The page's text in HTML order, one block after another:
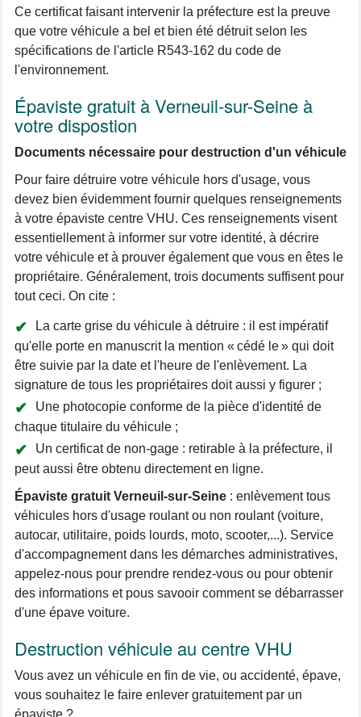
Ce certificat faisant intervenir la préfecture est la preuve
que votre véhicule a bel et bien été détruit selon les
spécifications de l'article R543-162 du code de
l'environnement.
Épaviste gratuit à Verneuil-sur-Seine à
votre dispostion
Documents nécessaire pour destruction d'un véhicule
Pour faire détruire votre véhicule hors d'usage, vous
devez bien évidemment fournir quelques renseignements
à votre épaviste centre VHU. Ces renseignements visent
essentiellement à informer sur votre identité, à décrire
votre véhicule et à prouver également que vous en êtes le
propriétaire. Généralement, trois documents suffisent pour
tout ceci. On cite :
La carte grise du véhicule à détruire : il est impératif
qu'elle porte en manuscrit la mention « cédé le » qui doit
être suivie par la date et l'heure de l'enlèvement. La
signature de tous les propriétaires doit aussi y figurer ;
Une photocopie conforme de la pièce d'identité de
chaque titulaire du véhicule ;
Un certificat de non-gage : retirable à la préfecture, il
peut aussi être obtenu directement en ligne.
Épaviste gratuit Verneuil-sur-Seine : enlèvement tous
véhicules hors d'usage roulant ou non roulant (voiture,
autocar, utilitaire, poids lourds, moto, scooter,...). Service
d'accompagnement dans les démarches administratives,
appelez-nous pour prendre rendez-vous ou pour obtenir
des informations et pous savooir comment se débarrasser
d'une épave voiture.
Destruction véhicule au centre VHU
Vous avez un véhicule en fin de vie, ou accidenté, épave,
vous souhaitez le faire enlever gratuitement par un
épaviste ?